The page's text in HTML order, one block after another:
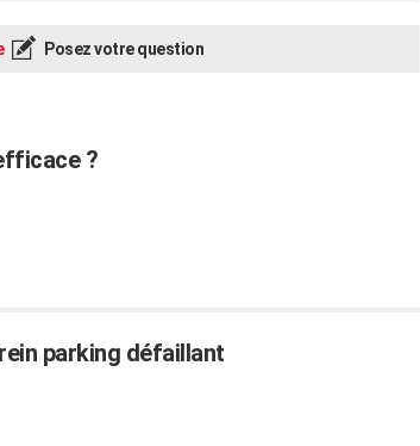
Posez votre question
?
parking défaillant